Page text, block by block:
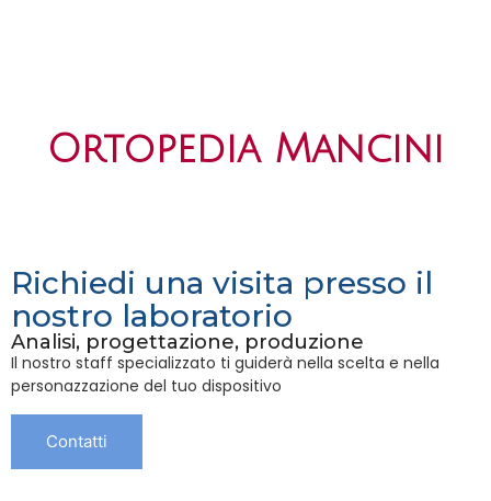
Ortopedia Mancini
Richiedi una visita presso il
nostro laboratorio
Analisi, progettazione, produzione
Il nostro staff specializzato ti guiderà nella scelta e nella
personazzazione del tuo dispositivo
Contatti